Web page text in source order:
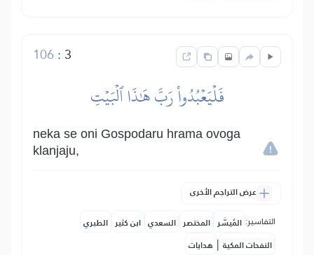
3
:
106
فَلۡيَعۡبُدُواْ رَبَّ هَٰذَا ٱلۡبَيۡتِ
neka se oni Gospodaru hrama ovoga
klanjaju,
عرض التراجم الأخرى
التفاسير: المُيسَّر المختصر السعدي ابن كثير الطبري
النفحات المكية | هدايات